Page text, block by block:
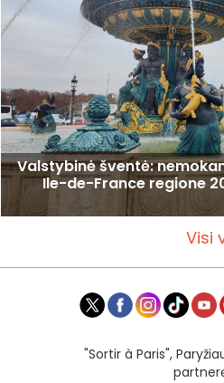
Valstybinė šventė:
Ile-de-France regione
Visi
"Sortir à Paris",